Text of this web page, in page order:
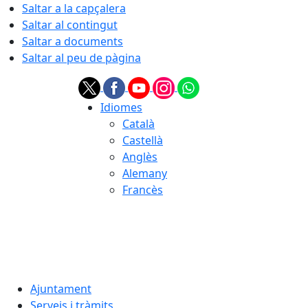
Saltar a la capçalera
Saltar al contingut
Saltar a documents
Saltar al peu de pàgina
Idiomes
Català
Castellà
Anglès
Alemany
Francès
Ajuntament